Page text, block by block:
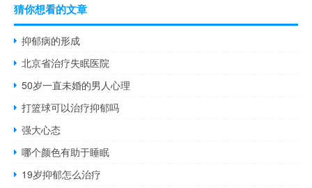
猜你想看的文章
抑郁病的形成
北京省治疗失眠医院
50岁一直未婚的男人心理
打篮球可以治疗抑郁吗
强大心态
哪个颜色有助于睡眠
19岁抑郁怎么治疗